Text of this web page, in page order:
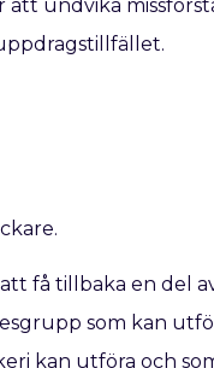
undvika
få tillbaka en del
som kan
kan utföra och